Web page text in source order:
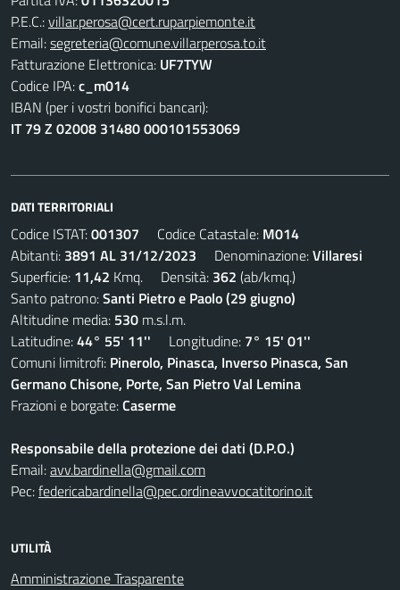
P.E.C.:villar.perosa@cert.ruparpiemonte.it
Email:segreteria@comune.villarperosa.to.it
Fatturazione Elettronica: UF7TYW
Codice IPA:c_m014
IBAN (per i vostri bonifici bancari):
IT 79 Z 02008 31480 000101553069
DATI TERRITORIALI
Codice ISTAT:001307 Codice Catastale: M014
Abitanti: 3891 AL 31/12/2023 Denominazione:Villaresi
Superficie: 11,42 Kmq. Densità: 362 (ab/kmq.)
Santo patrono:Santi Pietro e Paolo (29 giugno)
Altitudine media: 530 m.s.l.m.
Latitudine:44° 55' 11'' Longitudine: 7° 15' 01''
Comuni limitrofi: Pinerolo, Pinasca, Inverso Pinasca, San
Germano Chisone, Porte, San Pietro Val Lemina
Frazioni e borgate:Caserme
Responsabile della protezione dei dati (D.P.O.)
Email:avv.bardinella@gmail.com
Pec:federicabardinella@pec.ordineavvocatitorino.it
UTILITÀ
Amministrazione Trasparente